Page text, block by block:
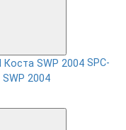
SPC-
2004